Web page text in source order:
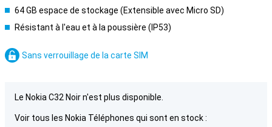
64 GB espace de stockage (Extensible avec Micro SD)
Résistant à l'eau et à la poussière (IP53)
Sans verrouillage de la carte SIM
Le Nokia C32 Noir n'est plus disponible.
Voir tous les Nokia Téléphones qui sont en stock :